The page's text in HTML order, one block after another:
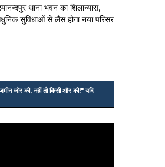
थाना भवन का शिलान्यास,
सुविधाओं से लैस होगा नया परिसर
जोर की, नहीं तो किसी और की!" यदि